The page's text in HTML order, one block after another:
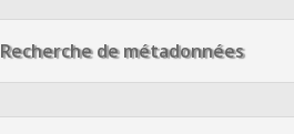
Recherche de métadonnées